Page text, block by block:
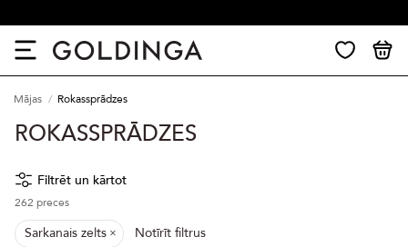
Mājas Rokassprādzes
ROKASSPRĀDZES
Filtrēt un kārtot
262 preces
Sarkanais zelts Notīrīt filtrus